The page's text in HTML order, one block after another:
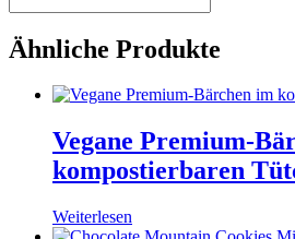
Ähnliche Produkte
Vegane Premium-
kompostierbaren
Weiterlesen